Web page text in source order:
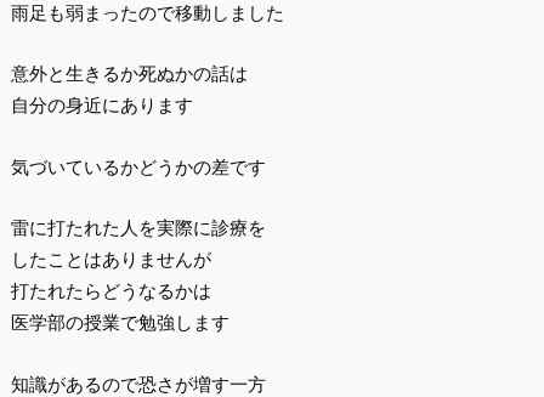
雨足も弱まったので移動しました
意外と生きるか死ぬかの話は
自分の身近にあります
気づいているかどうかの差です
雷に打たれた人を実際に診療を
したことはありませんが
打たれたらどうなるかは
医学部の授業で勉強します
知識があるので恐さが増す一方